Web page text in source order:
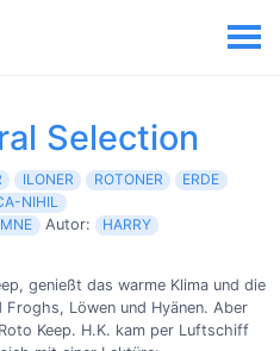
Selection
ILONER ROTONER
ERDE
NIHIL
Autor: HARRY
genießt das warme Klima und die
Löwen und Hyänen. Aber
Keep. H.K. kam per Luftschiff